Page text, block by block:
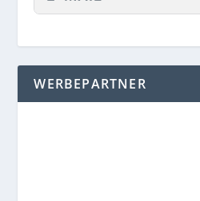
WERBEPARTNER